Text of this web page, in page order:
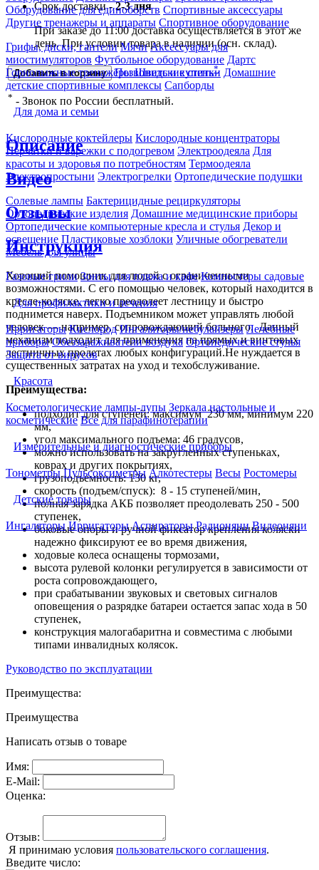
Оборудование для единоборств Спортивные аксессуары
Другие тренажеры и аппараты Спортивное оборудование
Грифы, диски, гантели Мячи Аксессуары для
миостимуляторов Футбольное оборудование Дартс
Горнолыжные тренажёры Шведские стенки Домашние
детские спортивные комплексы Сапборды
Для дома и семьи
Кислородные коктейлеры Кислородные концентраторы
Перчатки и варежки с подогревом Электроодеяла Для
красоты и здоровья по потребностям Термоодеяла
Электропростыни Электрогрелки Ортопедические подушки
Солевые лампы Бактерицидные рециркуляторы
Ортопедические изделия Домашние медицинские приборы
Ортопедические компьютерные кресла и стулья Декор и
освещение Пластиковые хозблоки Уличные обогреватели
Мебель для улицы
Газовые грили Зонты для пляжа и кафе Компостеры садовые
Для профилактики и лечения
Ирригаторы Кислород Ингаляторы/небулайзеры Лечебные
приборы Обеззараживатели воздуха Ортопедические стулья
Защита от вирусов
Красота
Косметологические лампы-лупы Зеркала настольные и
косметические Все для парафинотерапии
Измерительные и диагностические приборы
Тонометры Пульсоксиметры Алкотестеры Весы Ростомеры
Детские товары
Ингаляторы Ирригаторы Аспираторы Радионяни Видеоняни
Срок доставки -2-3 дня
При заказе до 11:00 доставка осуществляется в этот же
день. При условии товара в наличии (осн. склад).
Добавить в корзину Позвонить и купить*
* - Звонок по России бесплатный.
Описание
Видео
Отзывы
Инструкция
Хороший помощник для людей с ограниченными
возможностями. С его помощью человек, который находится в
кресле-коляске, легко преодолеет лестницу и быстро
поднимется наверх. Подъемником может управлять любой
человек — например, сопровождающий больного. Данный
механизм подходит для применения на прямых и винтовых
лестничных пролетах любых конфигураций.Не нуждается в
существенных затратах на уход и техобслуживание.
Преимущества:
подходит для ступеней: максимум 230 мм, минимум 220
мм,
угол максимального подъема: 46 градусов,
можно использовать на закругленных ступеньках,
коврах и других покрытиях,
грузоподъемность: 130 кг,
скорость (подъем/спуск): 8 - 15 ступеней/мин,
полная зарядка АКБ позволяет преодолевать 250 - 500
ступенек,
боковые опоры и ручной фиксатор крепления коляски
надежно фиксируют ее во время движения,
ходовые колеса оснащены тормозами,
высота рулевой колонки регулируется в зависимости от
роста сопровождающего,
при срабатывании звуковых и световых сигналов
оповещения о разрядке батареи остается запас хода в 50
ступенек,
конструкция малогабаритна и совместима с любыми
типами инвалидных колясок.
Руководство по эксплуатации
Преимущества:
Преимущества
Написать отзыв о товаре
Имя:
E-Mail:
Оценка:
Отзыв:
Я принимаю условия пользовательского соглашения.
Введите число: